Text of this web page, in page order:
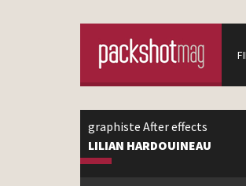
graphiste After effects
LILIAN HARDOUINEAU